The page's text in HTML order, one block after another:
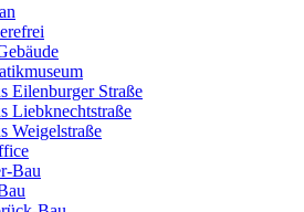
Eilenburger Straße
Liebknechtstraße
Weigelstraße
Bau